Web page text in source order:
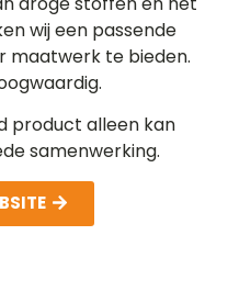
wij een passende
maatwerk te bieden.
product alleen kan
samenwerking.